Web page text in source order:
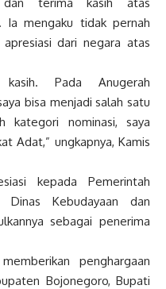
Ia mengaku tidak pernah
dari negara atas
Pada Anugerah
bisa menjadi salah satu
kategori nominasi, saya
Adat,” ungkapnya, Kamis
kepada Pemerintah
Kebudayaan dan
sebagai penerima
penghargaan
Bojonegoro, Bupati